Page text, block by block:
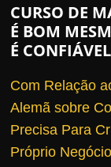
e
l
o
r
e
s
CURSO DE
É BOM
É
Com Relação
Alemã sobre
Precisa Para
Próprio